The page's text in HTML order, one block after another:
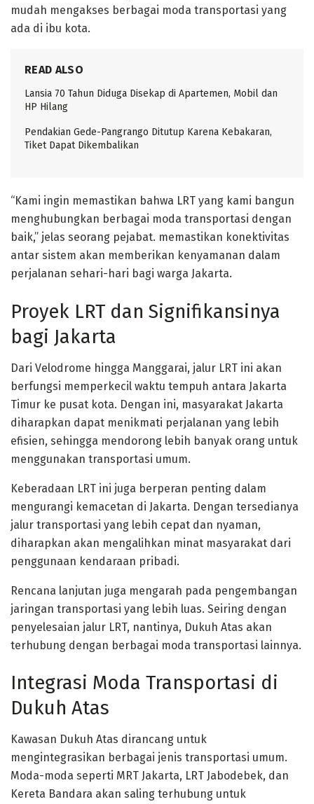
mudah mengakses berbagai moda transportasi yang
ada di ibu kota.
READ ALSO
Lansia 70 Tahun Diduga Disekap di Apartemen, Mobil dan
HP Hilang
Pendakian Gede-Pangrango Ditutup Karena Kebakaran,
Tiket Dapat Dikembalikan
“Kami ingin memastikan bahwa LRT yang kami bangun
menghubungkan berbagai moda transportasi dengan
baik,” jelas seorang pejabat. memastikan konektivitas
antar sistem akan memberikan kenyamanan dalam
perjalanan sehari-hari bagi warga Jakarta.
Proyek LRT dan Signifikansinya
bagi Jakarta
Dari Velodrome hingga Manggarai, jalur LRT ini akan
berfungsi memperkecil waktu tempuh antara Jakarta
Timur ke pusat kota. Dengan ini, masyarakat Jakarta
diharapkan dapat menikmati perjalanan yang lebih
efisien, sehingga mendorong lebih banyak orang untuk
menggunakan transportasi umum.
Keberadaan LRT ini juga berperan penting dalam
mengurangi kemacetan di Jakarta. Dengan tersedianya
jalur transportasi yang lebih cepat dan nyaman,
diharapkan akan mengalihkan minat masyarakat dari
penggunaan kendaraan pribadi.
Rencana lanjutan juga mengarah pada pengembangan
jaringan transportasi yang lebih luas. Seiring dengan
penyelesaian jalur LRT, nantinya, Dukuh Atas akan
terhubung dengan berbagai moda transportasi lainnya.
Integrasi Moda Transportasi di
Dukuh Atas
Kawasan Dukuh Atas dirancang untuk
mengintegrasikan berbagai jenis transportasi umum.
Moda-moda seperti MRT Jakarta, LRT Jabodebek, dan
Kereta Bandara akan saling terhubung untuk